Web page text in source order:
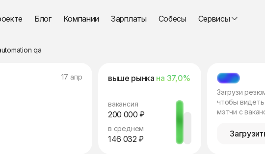
Блог Компании Зарплаты Собесы Сервисы
qa
17 апр выше рынка на 37,0%
вакансия
200 000 ₽
в среднем
146 032 ₽
МЭТЧ
Загрузи
чтобы видеть
мэтчи с